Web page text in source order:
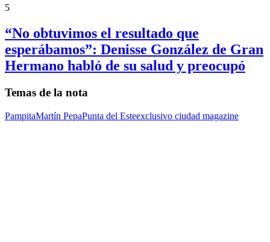
5
“No obtuvimos el resultado que
esperábamos”: Denisse González de Gran
Hermano habló de su salud y preocupó
Temas de la nota
PampitaMartín PepaPunta del Esteexclusivo ciudad magazine